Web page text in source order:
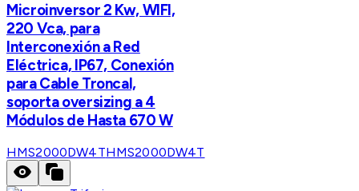
Microinversor 2 Kw, WIFI,
220 Vca, para
Interconexión a Red
Eléctrica, IP67, Conexión
para Cable Troncal,
soporta oversizing a 4
Módulos de Hasta 670 W
HMS2000DW4THMS2000DW4T